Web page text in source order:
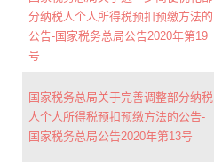
分纳税人个人所得税预扣预缴方法的
公告-国家税务总局公告2020年第19
号
国家税务总局关于完善调整部分纳税
人个人所得税预扣预缴方法的公告-
国家税务总局公告2020年第13号